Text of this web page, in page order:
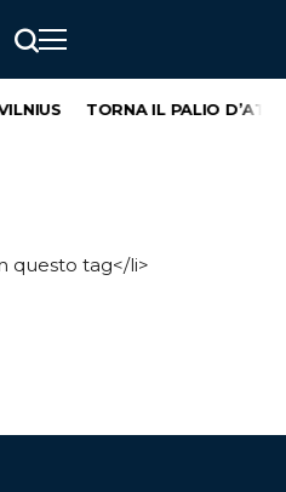
TORNA IL PALIO
questo tag</li>